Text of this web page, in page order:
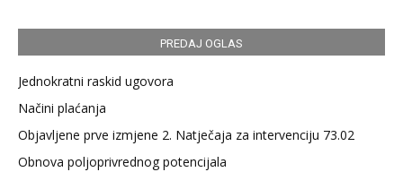
PREDAJ OGLAS
Jednokratni raskid ugovora
Načini plaćanja
Objavljene prve izmjene 2. Natječaja za intervenciju 73.02
Obnova poljoprivrednog potencijala